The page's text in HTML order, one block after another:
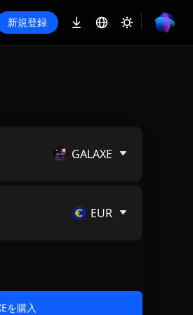
新規登録
GALAXE
EUR
を購入